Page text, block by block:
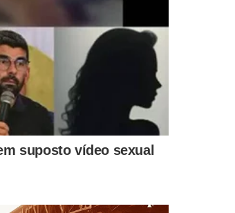
LUTA CONTRA OBESIDADE
Anvisa deve aprovar mais 8
canetas emagrecedoras até
o fim do ano